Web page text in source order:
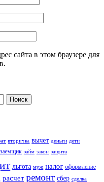
сайта в этом браузере для
вторичка вычет деньги дети
заемщик займ закон защита
льгота муж налог оформление
расчет ремонт сбер сделка